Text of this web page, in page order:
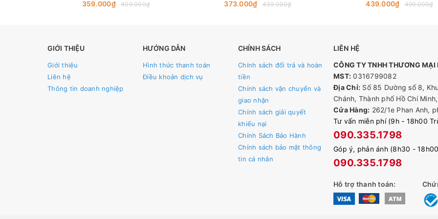
359.000₫ 409.000₫ 373.000₫ 439.000₫
439.000₫
499.000₫
GIỚI THIỆU
Giới thiệu
Liên hệ
Thông tin doanh nghiệp
HƯỚNG DẪN
Hình thức thanh toán
Điều khoản dịch vụ
CHÍNH SÁCH
Chính sách đổi trả và hoàn
tiền
Chính sách vận chuyển và
giao nhận
Chính sách giải quyết
khiếu nại
Chính Sách Bảo Hành
Chính sách bảo mật thông
tin cá nhân
LIÊN HỆ
CÔNG TY TNHH THƯƠNG
MST: 0316799082
Địa Chỉ: Số 85 Dường số 8,
Chánh, Thành phố Hồ Chí
Cửa Hàng: 262/1e Phan Anh,
Tư vấn miễn phí (9h - 18h00
090.335.1798
Góp ý, phản ánh (8h30 -
090.335.1798
Hỗ trợ thanh toán: